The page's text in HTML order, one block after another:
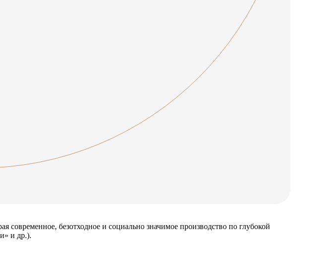
современное, безотходное и социально значимое производство по глубокой
и др.).